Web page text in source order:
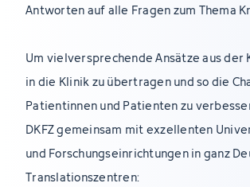
Antworten auf alle Fragen zum Thema
Um vielversprechende Ansätze aus der
in die Klinik zu übertragen und so die
Patientinnen und Patienten zu
DKFZ gemeinsam mit exzellenten
und Forschungseinrichtungen in ganz
Translationszentren: